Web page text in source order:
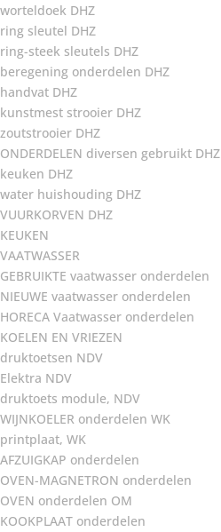
worteldoek DHZ
ring sleutel DHZ
ring-steek sleutels DHZ
beregening onderdelen DHZ
handvat DHZ
kunstmest strooier DHZ
zoutstrooier DHZ
ONDERDELEN diversen gebruikt DHZ
keuken DHZ
water huishouding DHZ
VUURKORVEN DHZ
KEUKEN
VAATWASSER
GEBRUIKTE vaatwasser onderdelen
NIEUWE vaatwasser onderdelen
HORECA Vaatwasser onderdelen
KOELEN EN VRIEZEN
druktoetsen NDV
Elektra NDV
druktoets module, NDV
WIJNKOELER onderdelen WK
printplaat, WK
AFZUIGKAP onderdelen
OVEN-MAGNETRON onderdelen
OVEN onderdelen OM
KOOKPLAAT onderdelen